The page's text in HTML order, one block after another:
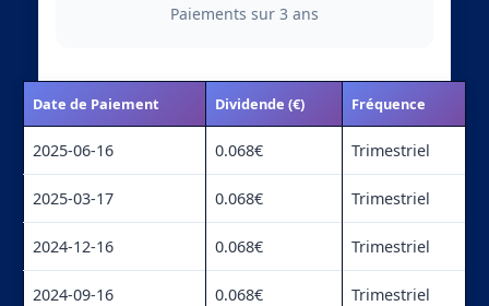
Paiements sur 3 ans
Date de Paiement Dividende (€) Fréquence
2025-06-16 0.068€ Trimestriel
2025-03-17 0.068€ Trimestriel
2024-12-16 0.068€ Trimestriel
2024-09-16 0.068€ Trimestriel